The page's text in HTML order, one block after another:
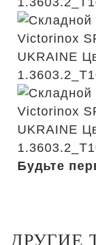
Будьте
ДРУГИЕ